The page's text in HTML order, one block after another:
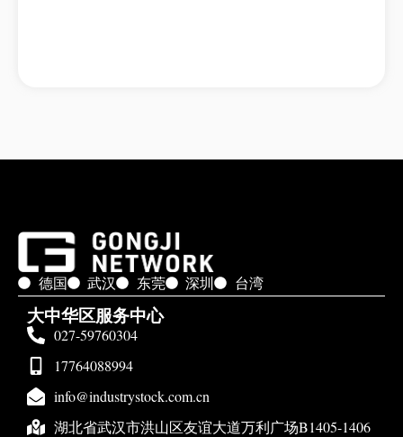
德国 武汉 东莞 深圳 台湾
大中华区服务中心
027-59760304
17764088994
info@industrystock.com.cn
湖北省武汉市洪山区友谊大道万利广场B1405-1406